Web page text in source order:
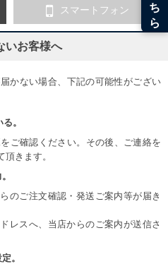
スマートフォン
いお客様へ
かない場合、下記の可能性がござい
。
ご確認ください。その後、ご連絡を
きます。
のご注文確認・発送ご案内等が届き
レスへ、当店からのご案内が送信さ
。